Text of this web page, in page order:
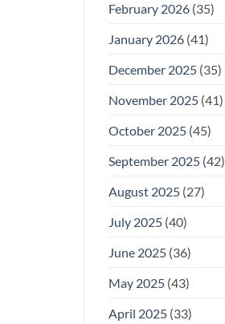
February 2026(35)
January 2026(41)
December 2025(35)
November 2025(41)
October 2025(45)
September 2025(42)
August 2025(27)
July 2025(40)
June 2025(36)
May 2025(43)
April 2025(33)